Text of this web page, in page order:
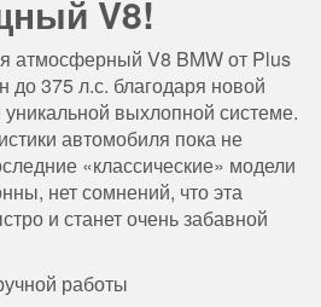
V8!
атмосферный V8 BMW от Plus
до 375 л.с. благодаря новой
уникальной выхлопной системе.
автомобиля пока не
«классические» модели
нет сомнений, что эта
и станет очень забавной
работы